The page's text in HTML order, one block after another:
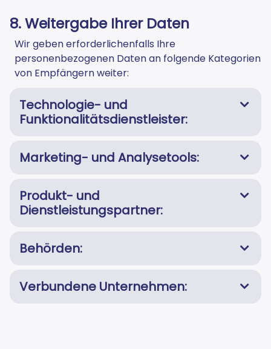
8. Weitergabe Ihrer Daten
Wir geben erforderlichenfalls Ihre
personenbezogenen Daten an folgende Kategorien
von Empfängern weiter:
Technologie- und
Funktionalitätsdienstleister:
Marketing- und Analysetools:
Produkt- und
Dienstleistungspartner:
Behörden:
Verbundene Unternehmen: